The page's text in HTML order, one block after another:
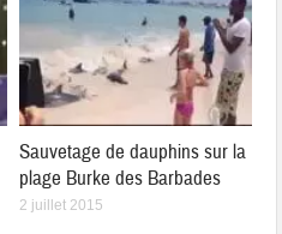
Sauvetage de dauphins sur la
plage Burke des Barbades
2 juillet 2015